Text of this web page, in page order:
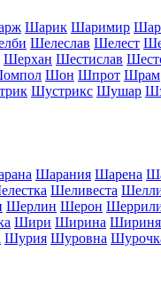
Шарик Шаримир
Шелеслав Шелест
Шерхан Шестислав
Шон Шпрот Шрам
Шустрикс Шушар
Шарания Шарена
Шеливеста
Шерлин Шерон
Шири Ширина Шириня
Шурия Шуровна